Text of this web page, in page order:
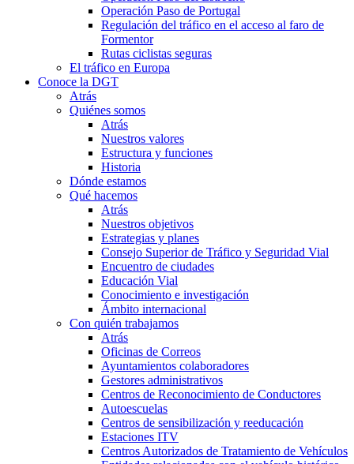
Operación Paso de Portugal
Regulación del tráfico en el acceso al faro de
Formentor
Rutas ciclistas seguras
El tráfico en Europa
Conoce la DGT
Atrás
Quiénes somos
Atrás
Nuestros valores
Estructura y funciones
Historia
Dónde estamos
Qué hacemos
Atrás
Nuestros objetivos
Estrategias y planes
Consejo Superior de Tráfico y Seguridad Vial
Encuentro de ciudades
Educación Vial
Conocimiento e investigación
Ámbito internacional
Con quién trabajamos
Atrás
Oficinas de Correos
Ayuntamientos colaboradores
Gestores administrativos
Centros de Reconocimiento de Conductores
Autoescuelas
Centros de sensibilización y reeducación
Estaciones ITV
Centros Autorizados de Tratamiento de Vehículos